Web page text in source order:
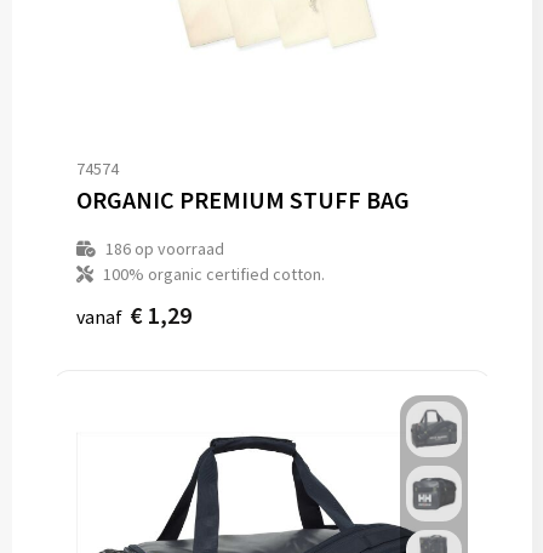
74574
ORGANIC PREMIUM STUFF BAG
186op voorraad
100% organic certified cotton.
vanaf € 1,29